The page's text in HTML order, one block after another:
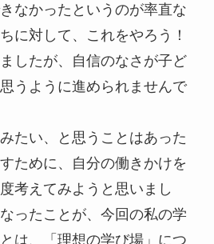
なかったというのが率直な
に対して、これをやろう！
したが、自信のなさが子ど
うように進められませんで
たい、と思うことはあった
ために、自分の働きかけを
考えてみようと思いまし
ったことが、今回の私の学
は、「理想の学び場」につ